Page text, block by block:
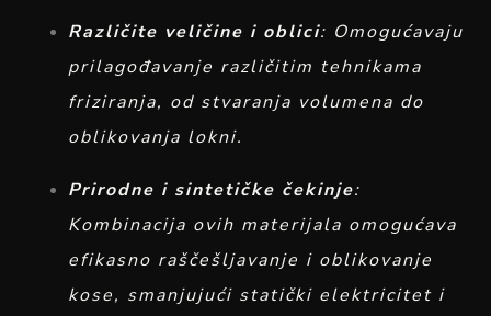
Različite veličine i oblici: Omogućavaju
prilagođavanje različitim tehnikama
friziranja, od stvaranja volumena do
oblikovanja lokni.
Prirodne i sintetičke čekinje:
Kombinacija ovih materijala omogućava
efikasno raščešljavanje i oblikovanje
kose, smanjujući statički elektricitet i